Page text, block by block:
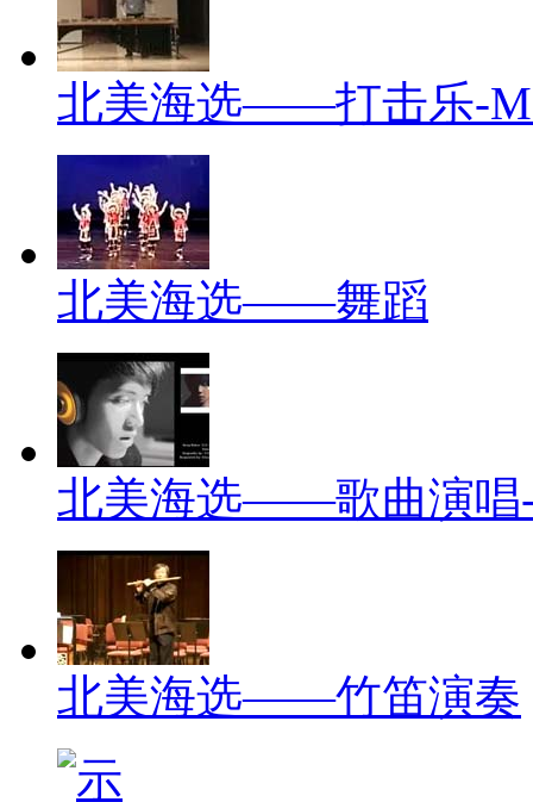
北美海选——打击乐-
北美海选——舞蹈
北美海选——歌曲演唱
北美海选——竹笛演奏